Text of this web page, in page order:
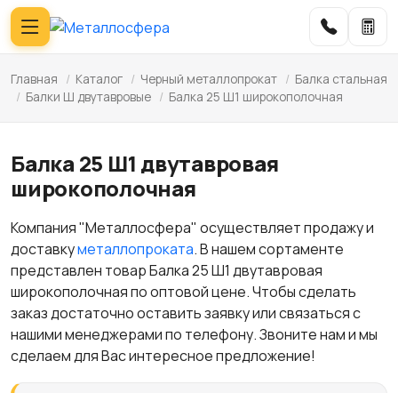
Главная / Каталог / Черный металлопрокат / Балка стальная
/ Балки Ш двутавровые / Балка 25 Ш1 широкополочная
Балка 25 Ш1 двутавровая
широкополочная
Компания "Металлосфера" осуществляет продажу и
доставкуметаллопроката. В нашем сортаменте
представлен товар Балка 25 Ш1 двутавровая
широкополочная по оптовой цене. Чтобы сделать
заказ достаточно оставить заявку или связаться с
нашими менеджерами по телефону. Звоните нам и мы
сделаем для Вас интересное предложение!